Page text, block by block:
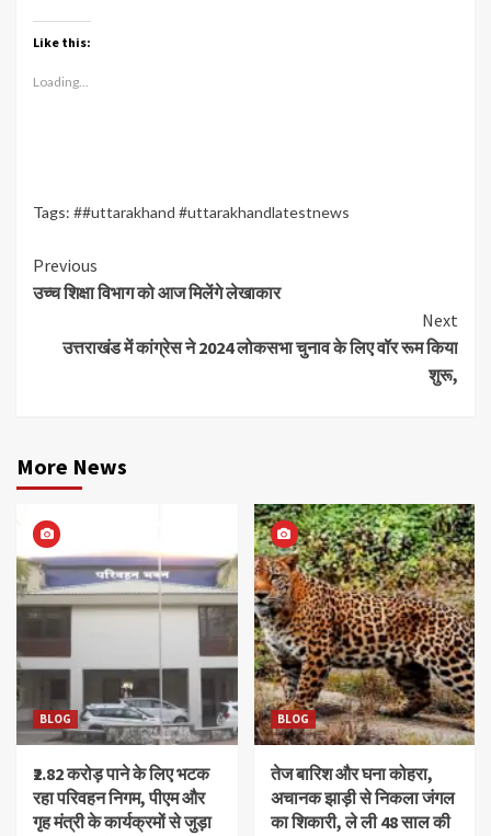
Like this:
Loading...
Tags: ##uttarakhand #uttarakhandlatestnews
Continue
Reading
Previous
उच्च शिक्षा विभाग को आज मिलेंगे लेखाकार
Next
उत्तराखंड में कांग्रेस ने 2024 लोकसभा चुनाव के लिए वॉर रूम किया
शुरू,
More News
BLOG
₹2.82 करोड़ पाने के लिए भटक
रहा परिवहन निगम, पीएम और
गृह मंत्री के कार्यक्रमों से जुड़ा
BLOG
तेज बारिश और घना कोहरा,
अचानक झाड़ी से निकला जंगल
का शिकारी, ले ली 48 साल की